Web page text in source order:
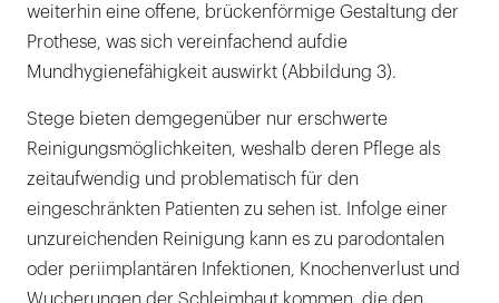
weiterhin eine offene, brückenförmige Gestaltung der
Prothese, was sich vereinfachend aufdie
Mundhygienefähigkeit auswirkt (Abbildung 3).
Stege bieten demgegenüber nur erschwerte
Reinigungsmöglichkeiten, weshalb deren Pflege als
zeitaufwendig und problematisch für den
eingeschränkten Patienten zu sehen ist. Infolge einer
unzureichenden Reinigung kann es zu parodontalen
oder periimplantären Infektionen, Knochenverlust und